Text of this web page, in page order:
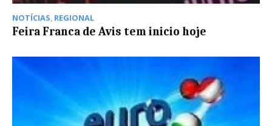
NOTÍCIAS, REGIONAL
Feira Franca de Avis tem inicio hoje